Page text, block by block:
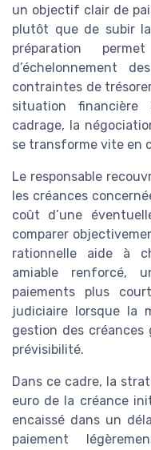
un objectif clair de
plutôt que de subir
préparation
d’échelonnement
contraintes de
situation
cadrage, la
se transforme vite en
Le responsable
les créances
coût d’une
comparer
rationnelle aide à
amiable renforcé,
paiements plus
judiciaire lorsque la
gestion des créances
prévisibilité.
Dans ce cadre, la
euro de la créance
encaissé dans un
paiement